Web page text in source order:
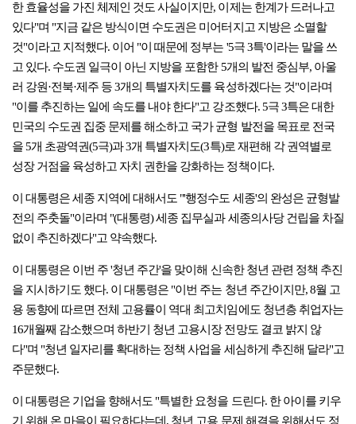
한 효율성을 가진 체제인 것도 사실이지만, 이제는 한계가 드러나고
있다"며 "지금 같은 방식이면 수도권은 미어터지고 지방은 소멸할
것"이라고 지적했다. 이어 "이 때문에 정부는 '5극 3특'이라는 말을 쓰
고 있다. 수도권 일극이 아닌 지방을 포함한 5개의 발전 중심부, 아울
러 강원·전북·제주 등 3개의 특별자치도를 육성하겠다는 것"이라며
"이를 추진하는 일에 속도를 내야 한다"고 강조했다. 5극 3특은 대한
민국의 수도권 집중 문제를 해소하고 국가 균형 발전을 목표로 전국
을 5개 초광역권(5극)과 3개 특별자치도(3특)로 재편해 각 권역별로
성장 거점을 육성하고 자치 권한을 강화하는 정책이다.
이 대통령은 세종 지역에 대해서도 "'행정수도 세종'의 완성은 균형발
전의 주춧돌"이라며 "(대통령) 세종 집무실과 세종의사당 건립을 차질
없이 추진하겠다"고 약속했다.
이 대통령은 이번 주 '청년 주간'을 맞이해 신속한 청년 관련 정책 추진
을 지시하기도 했다. 이 대통령은 "이번 주는 청년 주간이지만, 8월 고
용 동향에 따르면 전체 고용률이 역대 최고치임에도 청년층 취업자는
16개월째 감소했으며 하반기 청년 고용시장 전망도 결코 밝지 않
다"며 "청년 일자리를 확대하는 정책 사업을 세심하게 추진해 달라"고
주문했다.
이 대통령은 기업을 향해서도 "특별한 요청을 드린다. 한 아이를 키우